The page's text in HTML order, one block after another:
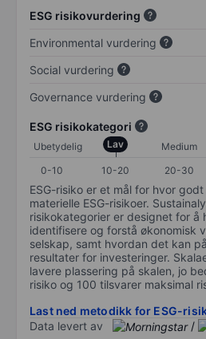
ESG risikovurdering
Environmental vurdering
Social vurdering
Governance vurdering
ESG risikokategori
Ubetydelig Lav Medium
0-10
10-20 20-30
ESG-risiko er et mål for hvor
materielle ESG-risikoer.
risikokategorier er designet for å
identifisere og forstå økonomisk
selskap, samt hvordan det kan
resultater for investeringer.
lavere plassering på skalen, jo
risiko og 100 tilsvarer maksimal
Last ned metodikk for ESG-
Data levert av
/